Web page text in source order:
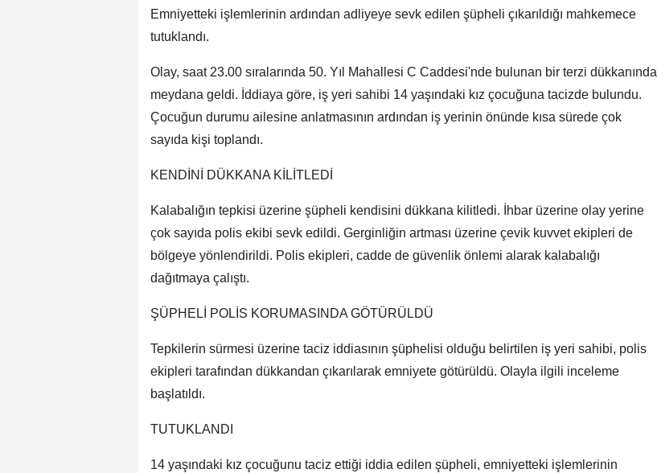
Emniyetteki işlemlerinin ardından adliyeye sevk edilen şüpheli çıkarıldığı mahkemece
tutuklandı.
Olay, saat 23.00 sıralarında 50. Yıl Mahallesi C Caddesi'nde bulunan bir terzi dükkanında
meydana geldi. İddiaya göre, iş yeri sahibi 14 yaşındaki kız çocuğuna tacizde bulundu.
Çocuğun durumu ailesine anlatmasının ardından iş yerinin önünde kısa sürede çok
sayıda kişi toplandı.
KENDİNİ DÜKKANA KİLİTLEDİ
Kalabalığın tepkisi üzerine şüpheli kendisini dükkana kilitledi. İhbar üzerine olay yerine
çok sayıda polis ekibi sevk edildi. Gerginliğin artması üzerine çevik kuvvet ekipleri de
bölgeye yönlendirildi. Polis ekipleri, cadde de güvenlik önlemi alarak kalabalığı
dağıtmaya çalıştı.
ŞÜPHELİ POLİS KORUMASINDA GÖTÜRÜLDÜ
Tepkilerin sürmesi üzerine taciz iddiasının şüphelisi olduğu belirtilen iş yeri sahibi, polis
ekipleri tarafından dükkandan çıkarılarak emniyete götürüldü. Olayla ilgili inceleme
başlatıldı.
TUTUKLANDI
14 yaşındaki kız çocuğunu taciz ettiği iddia edilen şüpheli, emniyetteki işlemlerinin